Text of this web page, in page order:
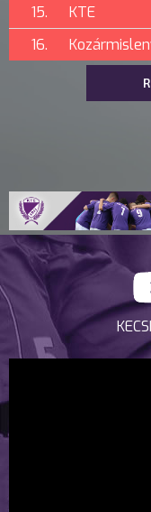
15.
KTE
16.